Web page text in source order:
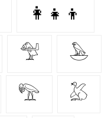
👩‍👧‍👦
𓅵 𓅅
𓅟 𓅷